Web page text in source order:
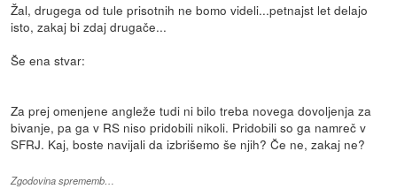
Žal, drugega od tule prisotnih ne bomo videli...petnajst let delajo
isto, zakaj bi zdaj drugače...
Še ena stvar:
Za prej omenjene angleže tudi ni bilo treba novega dovoljenja za
bivanje, pa ga v RS niso pridobili nikoli. Pridobili so ga namreč v
SFRJ. Kaj, boste navijali da izbrišemo še njih? Če ne, zakaj ne?
Zgodovina sprememb…